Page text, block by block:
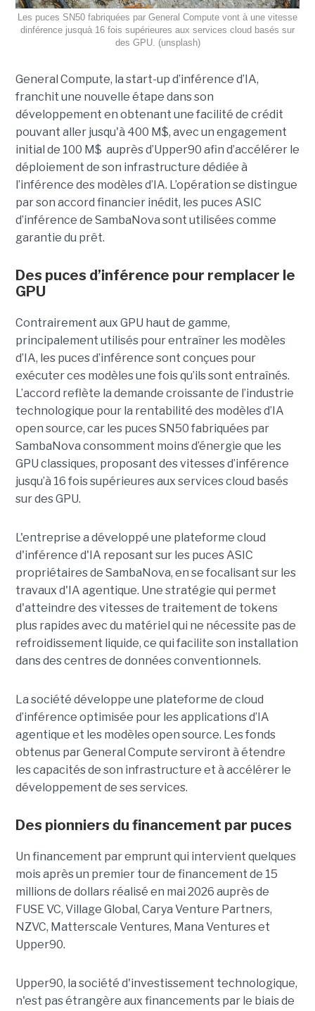
Les puces SN50 fabriquées par General Compute vont à une vitesse
dinférence jusquà 16 fois supérieures aux services cloud basés sur
des GPU. (unsplash)
General Compute, la start-up d’inférence d’IA,
franchit une nouvelle étape dans son
développement en obtenant une facilité de crédit
pouvant aller jusqu'à 400 M$, avec un engagement
initial de 100 M$ auprès d’Upper90 afin d’accélérer le
déploiement de son infrastructure dédiée à
l’inférence des modèles d’IA. L’opération se distingue
par son accord financier inédit, les puces ASIC
d’inférence de SambaNova sont utilisées comme
garantie du prêt.
Des puces d’inférence pour remplacer le
GPU
Contrairement aux GPU haut de gamme,
principalement utilisés pour entraîner les modèles
d’IA, les puces d’inférence sont conçues pour
exécuter ces modèles une fois qu’ils sont entraînés.
L’accord reflète la demande croissante de l’industrie
technologique pour la rentabilité des modèles d’IA
open source, car les puces SN50 fabriquées par
SambaNova consomment moins d’énergie que les
GPU classiques, proposant des vitesses d’inférence
jusqu’à 16 fois supérieures aux services cloud basés
sur des GPU.
L'entreprise a développé une plateforme cloud
d'inférence d'IA reposant sur les puces ASIC
propriétaires de SambaNova, en se focalisant sur les
travaux d'IA agentique. Une stratégie qui permet
d'atteindre des vitesses de traitement de tokens
plus rapides avec du matériel qui ne nécessite pas de
refroidissement liquide, ce qui facilite son installation
dans des centres de données conventionnels.
La société développe une plateforme de cloud
d’inférence optimisée pour les applications d’IA
agentique et les modèles open source. Les fonds
obtenus par General Compute serviront à étendre
les capacités de son infrastructure et à accélérer le
développement de ses services.
Des pionniers du financement par puces
Un financement par emprunt qui intervient quelques
mois après un premier tour de financement de 15
millions de dollars réalisé en mai 2026 auprès de
FUSE VC, Village Global, Carya Venture Partners,
NZVC, Matterscale Ventures, Mana Ventures et
Upper90.
Upper90, la société d'investissement technologique,
n'est pas étrangère aux financements par le biais de